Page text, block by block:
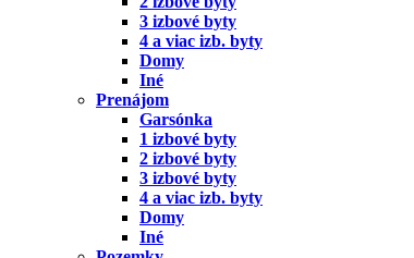
3 izbové byty
4 a viac izb. byty
Domy
Iné
Prenájom
Garsónka
1 izbové byty
2 izbové byty
3 izbové byty
4 a viac izb. byty
Domy
Iné